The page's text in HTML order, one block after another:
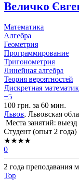
Величко
Математика
Алгебра
Геометрия
Программирование
Тригонометрия
Линейная алгебра
Теория вероятностей
Дискретная
+5
100 грн. за 60 мин.
Львов, Львовская
Места занятий:
Cтудент (опыт 2 года)
★★★★
0
2 года преподавания
Top